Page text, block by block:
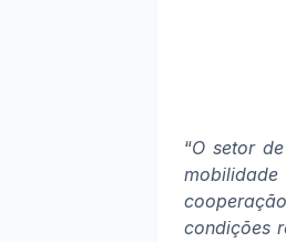
“O setor
condições